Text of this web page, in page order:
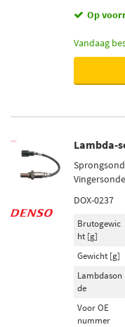
Op
Vandaag
Lambda-
DOX-0237
Brutogewic
ht [g]
Gewicht [g]
Lambdason
de
Voor OE
nummer